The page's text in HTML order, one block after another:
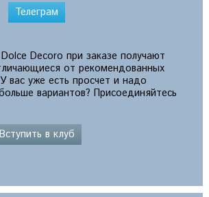
Телеграм
Decoro при заказе получают
от рекомендованных
вас уже есть просчет и надо
вариантов? Присоединяйтесь
Вступить в клуб